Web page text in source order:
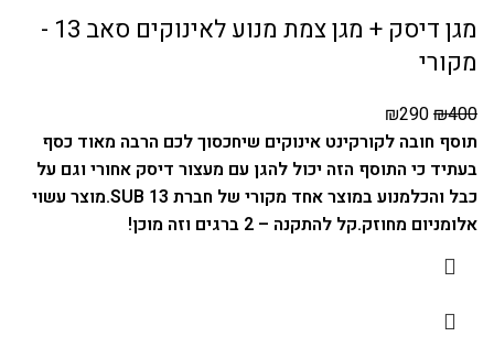
מגן דיסק + מגן צמת מנוע לאינוקים סאב 13 -
מקורי
₪400
₪290
תוסף חובה לקורקינט אינוקים שיחכסוך לכם הרבה מאוד כסף
בעתיד כי התוסף הזה יכול להגן עם מעצור דיסק אחורי וגם על
כבל והכלמנוע במוצר אחד מקורי של חברת SUB 13.
מוצר עשוי
אלומניום מחוזק.קל להתקנה – 2 ברגים וזה מוכן!